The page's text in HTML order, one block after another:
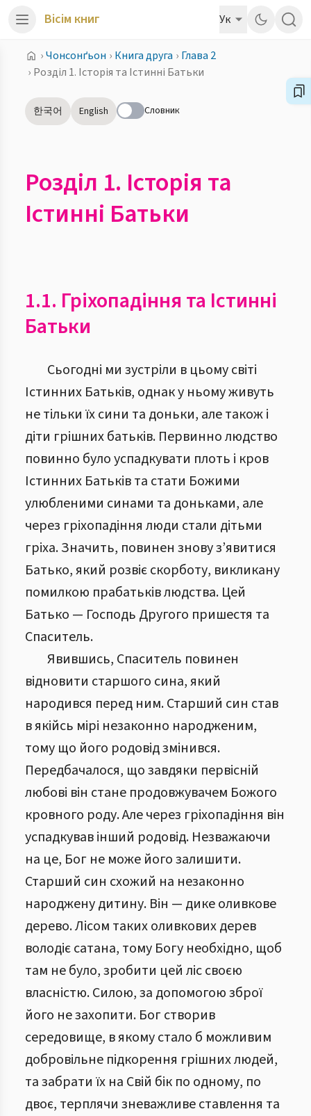
Вісім книг Ук
›Чонсонґьон › Книга друга › Глава 2
› Розділ 1. Історія та Істинні Батьки
한국어 English Словник
Розділ 1. Історія та
Істинні Батьки
1.1. Гріхопадіння та Істинні
Батьки
Сьогодні ми зустріли в цьому світі
Істинних Батьків, однак у ньому живуть
не тільки їх сини та доньки, але також і
діти грішних батьків. Первинно людство
повинно було успадкувати плоть і кров
Істинних Батьків та стати Божими
улюбленими синами та доньками, але
через гріхопадіння люди стали дітьми
гріха. Значить, повинен знову з’явитися
Батько, який розвіє скорботу, викликану
помилкою прабатьків людства. Цей
Батько — Господь Другого пришестя та
Спаситель.
Явившись, Спаситель повинен
відновити старшого сина, який
народився перед ним. Старший син став
в якійсь мірі незаконно народженим,
тому що його родовід змінився.
Передбачалося, що завдяки первісній
любові він стане продовжувачем Божого
кровного роду. Але через гріхопадіння він
успадкував інший родовід. Незважаючи
на це, Бог не може його залишити.
Старший син схожий на незаконно
народжену дитину. Він — дике оливкове
дерево. Лісом таких оливкових дерев
володіє сатана, тому Богу необхідно, щоб
там не було, зробити цей ліс своєю
власністю. Силою, за допомогою зброї
його не захопити. Бог створив
середовище, в якому стало б можливим
добровільне підкорення грішних людей,
та забрати їх на Свій бік по одному, по
двоє, терплячи зневажливе ставлення та